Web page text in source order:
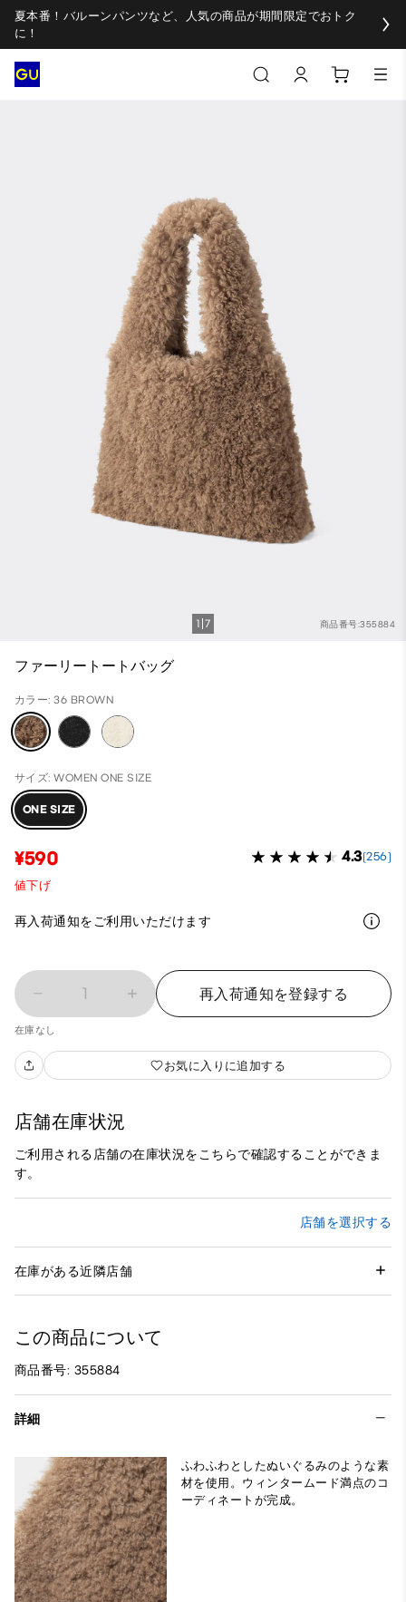
夏本番！バルーンパンツなど、人気の商品が期間限定でおトク
に！
商品番号:355884
1 7
ファーリートートバッグ
カラー: 36 BROWN
サイズ: WOMEN ONE SIZE
ONE SIZE
¥590 4.3(256)
値下げ
再入荷通知をご利用いただけます
1 再入荷通知を登録する
在庫なし
お気に入りに追加する
店舗在庫状況
ご利用される店舗の在庫状況をこちらで確認することができま
す。
店舗を選択する
在庫がある近隣店舗
この商品について
商品番号: 355884
詳細
ふわふわとしたぬいぐるみのような素
材を使用。ウィンタームード満点のコ
ーディネートが完成。